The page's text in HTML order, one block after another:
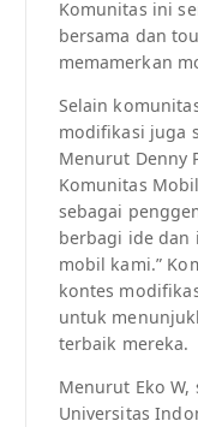
Komunitas ini
bersama dan
memamerkan
Selain
modifikasi juga
Menurut Denny
Komunitas
sebagai
berbagi ide dan
mobil kami.”
kontes
untuk
terbaik mereka.
Menurut Eko
Universitas